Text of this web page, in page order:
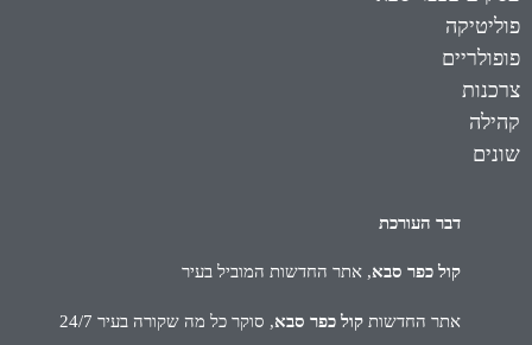
פוליטיקה
פופולריים
צרכנות
קהילה
שונים
דבר העורכת
קול כפר סבא, אתר החדשות המוביל בעיר
אתר החדשות קול כפר סבא, סוקר כל מה שקורה בעיר 24/7